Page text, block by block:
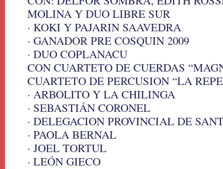
MOLINA Y DUO LIBRE SUR
· KOKI Y PAJARIN SAAVEDRA
· GANADOR PRE COSQUIN 2009
· DUO COPLANACU
CON CUARTETO DE CUERDAS
CUARTETO DE PERCUSION “LA
· ARBOLITO Y LA CHILINGA
· SEBASTIÁN CORONEL
· DELEGACION PROVINCIAL DE
· PAOLA BERNAL
· JOEL TORTUL
· LEÓN GIECO